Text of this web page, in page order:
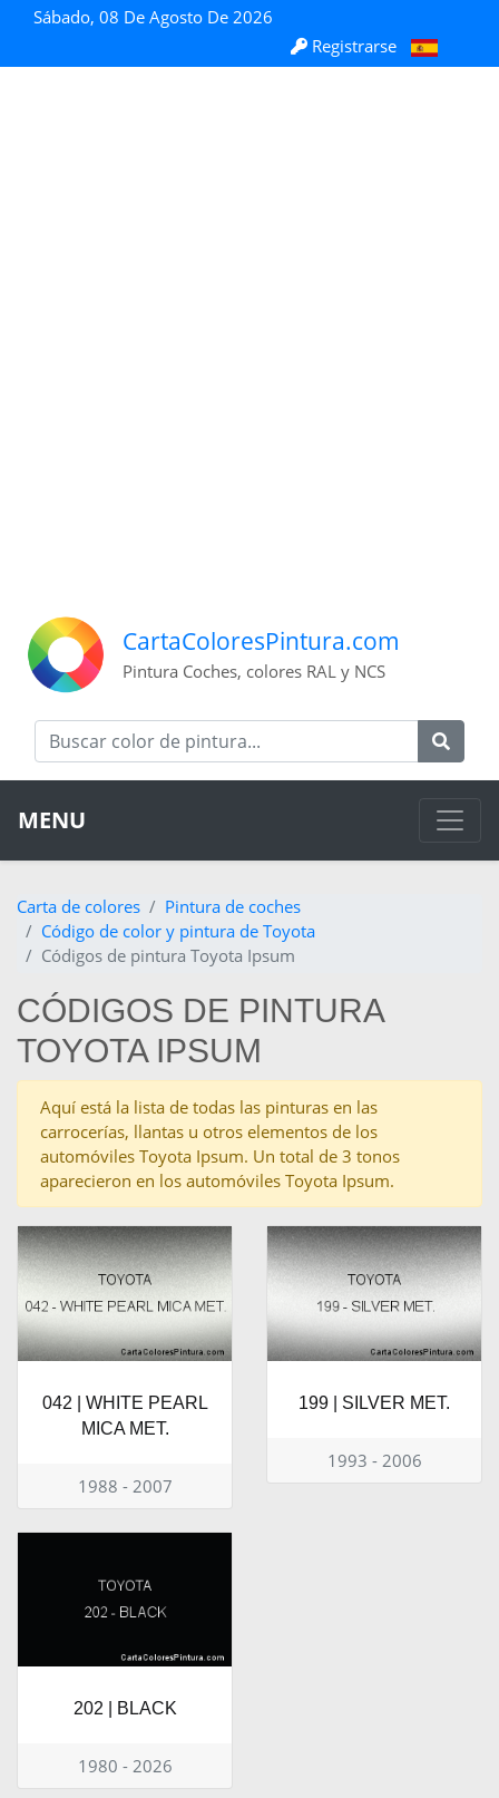
Sábado, 08 De Agosto De 2026
Registrarse
CartaColoresPintura.com
Pintura Coches, colores RAL y NCS
MENU
Carta de colores
Pintura de coches
Código de color y pintura de Toyota
Códigos de pintura Toyota Ipsum
CÓDIGOS DE PINTURA
TOYOTA IPSUM
Aquí está la lista de todas las pinturas en las
carrocerías, llantas u otros elementos de los
automóviles Toyota Ipsum. Un total de 3 tonos
aparecieron en los automóviles Toyota Ipsum.
042 | WHITE PEARL
MICA MET.
1988 - 2007
199 | SILVER MET.
1993 - 2006
202 | BLACK
1980 - 2026